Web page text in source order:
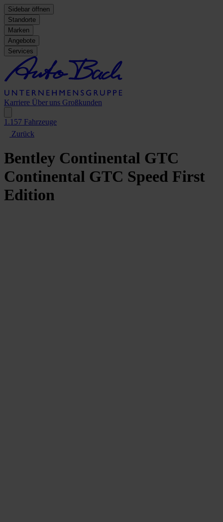
Sidebar öffnen
Standorte
Marken
Angebote
Services
Karriere Über uns Großkunden
1.157 Fahrzeuge
Zurück
Bentley Continental GTC
Continental GTC Speed First
Edition